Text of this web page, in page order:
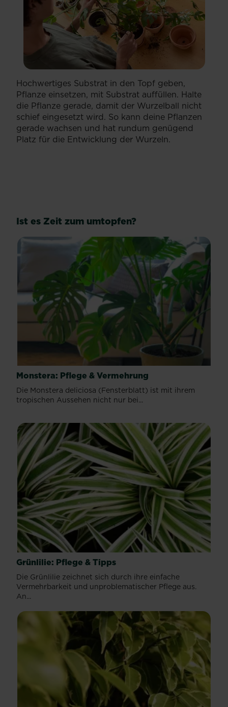
Hochwertiges Substrat in den Topf geben,
Pflanze einsetzen, mit Substrat auffüllen. Halte
die Pflanze gerade, damit der Wurzelball nicht
schief eingesetzt wird. So kann deine Pflanzen
gerade wachsen und hat rundum genügend
Platz für die Entwicklung der Wurzeln.
Ist es Zeit zum umtopfen?
Monstera: Pflege & Vermehrung
Die Monstera deliciosa (Fensterblatt) ist mit ihrem
tropischen Aussehen nicht nur bei...
Grünlilie: Pflege & Tipps
Die Grünlilie zeichnet sich durch ihre einfache
Vermehrbarkeit und unproblematischer Pflege aus.
An...